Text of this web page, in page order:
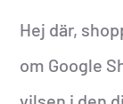
Hej där,
om Google